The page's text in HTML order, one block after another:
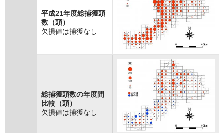
平成21年度総捕獲頭
数（頭）
欠損値は捕獲なし
総捕獲頭数の年度間
比較（頭）
欠損値は捕獲なし